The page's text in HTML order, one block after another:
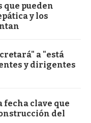
que pueden
y los
a "está
y dirigentes
fecha clave que
del